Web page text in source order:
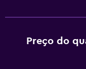
possuem chuveiros,
cortesia e secadores
Preço do